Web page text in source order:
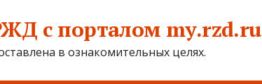
с порталом my.rzd.ru
в ознакомительных целях.